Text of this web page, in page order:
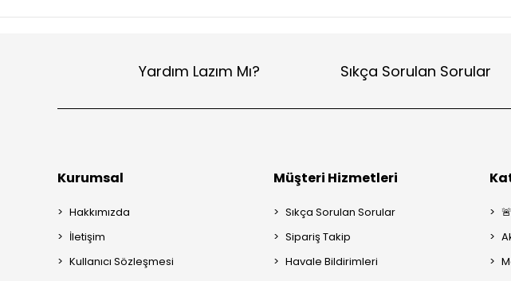
Yardım Lazım Mı? Sıkça Sorulan Sorular
Kurumsal
Hakkımızda
İletişim
Kullanıcı Sözleşmesi
Müşteri Hizmetleri
Sıkça Sorulan Sorular
Sipariş Takip
Havale Bildirimleri